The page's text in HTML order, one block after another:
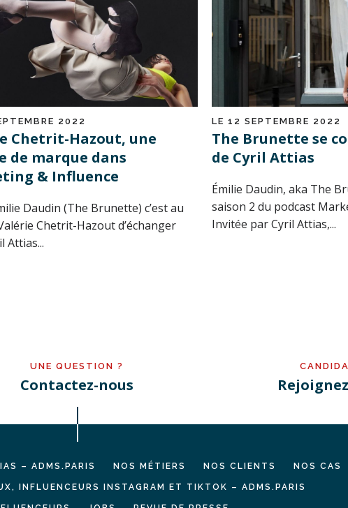
2022
Chetrit-Hazout, une
de marque dans
& Influence
Daudin (The Brunette) c’est au
Chetrit-Hazout d’échanger
Attias...
LE 12 SEPTEMBRE 2022
The Brunette se
de Cyril Attias
Émilie Daudin, aka The
saison 2 du podcast
Invitée par Cyril Attias,...
UNE QUESTION ?
Contactez-nous
– ADMS.PARIS NOS MÉTIERS NOS CLIENTS NOS CAS
INFLUENCEURS INSTAGRAM ET TIKTOK – ADMS.PARIS